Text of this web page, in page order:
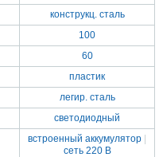
конструкц. сталь
100
60
пластик
легир. сталь
светодиодный
встроенный аккумулятор
сеть 220 В